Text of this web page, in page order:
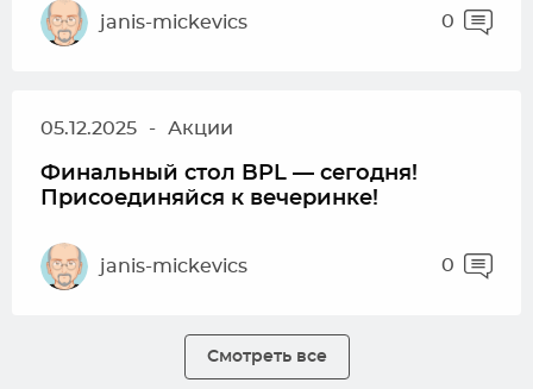
janis-mickevics 0
05.12.2025 - Акции
Финальный стол BPL — сегодня!
Присоединяйся к вечеринке!
janis-mickevics 0
Смотреть все